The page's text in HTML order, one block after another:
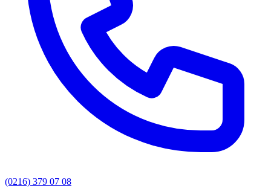
(0216) 379 07 08